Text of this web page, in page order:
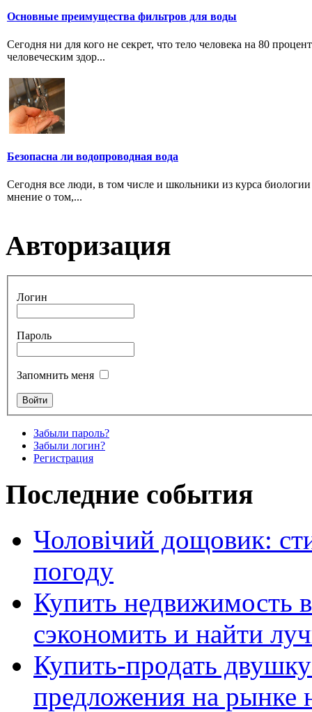
Основные преимущества фильтров для воды
Сегодня ни для кого не секрет, что тело человека на 80
человеческим здор...
Безопасна ли водопроводная вода
Сегодня все люди, в том числе и школьники из курса
мнение о том,...
Авторизация
Логин
Пароль
Запомнить меня
Забыли пароль?
Забыли логин?
Регистрация
Последние события
Чоловічий дощовик:
погоду
Купить недвижимость
сэкономить и найти
Купить-продать
предложения на рынке